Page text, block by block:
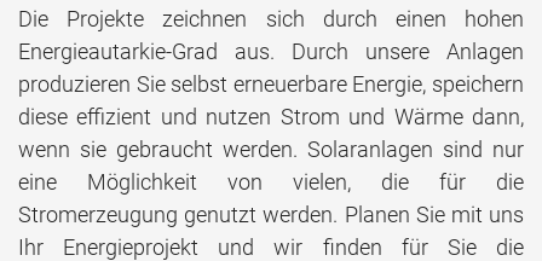
Die Projekte zeichnen sich durch einen hohen
Energieautarkie-Grad aus. Durch unsere Anlagen
produzieren Sie selbst erneuerbare Energie, speichern
diese effizient und nutzen Strom und Wärme dann,
wenn sie gebraucht werden. Solaranlagen sind nur
eine Möglichkeit von vielen, die für die
Stromerzeugung genutzt werden. Planen Sie mit uns
Ihr Energieprojekt und wir finden für Sie die